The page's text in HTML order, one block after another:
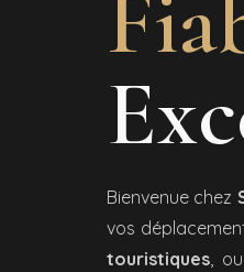
Bienvenue chez
vos
touristiques,